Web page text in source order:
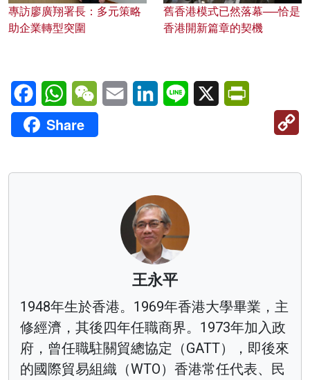
專訪廖廣翔署長：多元策略
助企業轉型突圍
舊香港模式已然落幕──恰是
香港開新篇章的契機
FacebookWhatsAppWeChatEmail LinkedInLine X
Share
王永平
1948年生於香港。1969年香港大學畢業，主
修經濟，其後四年任職商界。1973年加入政
府，曾任職駐關貿總協定（GATT），即後來
的國際貿易組織（WTO）香港常任代表、民